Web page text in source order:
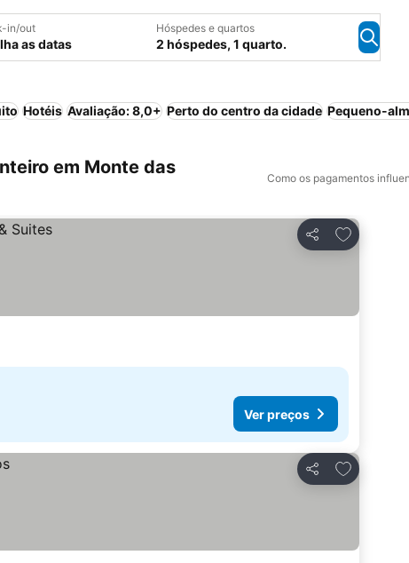
in/out
as datas
Hóspedes e quartos
2 hóspedes, 1 quarto.
Hotéis Avaliação: 8,0+ Perto do centro da cidade Pequeno-
em Monte das
Como os pagamentos
Partilhar
Adicionar
Ver preços
Partilhar
Adicionar